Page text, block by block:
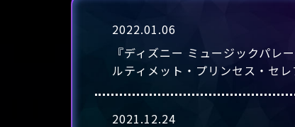
2022.01.06
『ディズニー ミュージックパ
ルティメット・プリンセス・セ
2021.12.24